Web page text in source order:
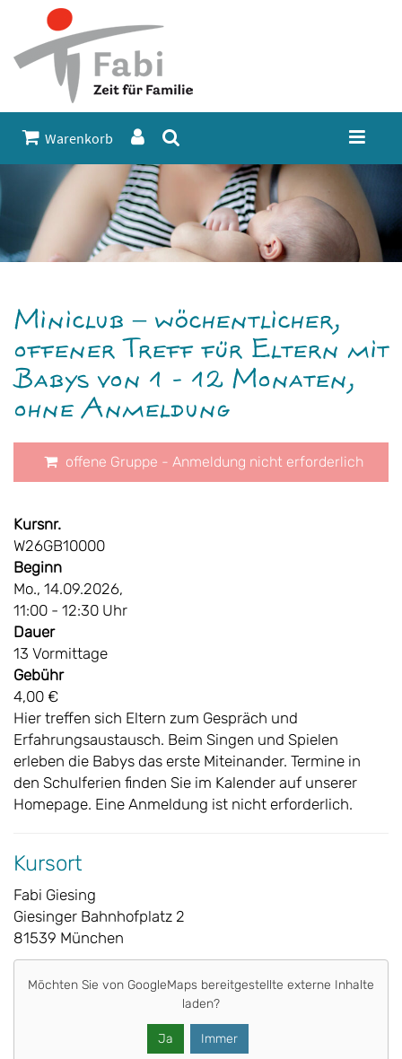
Warenkorb
Miniclub – wöchentlicher,
offener Treff für Eltern mit
Babys von 1 - 12 Monaten,
ohne Anmeldung
offene Gruppe - Anmeldung nicht erforderlich
Kursnr.
W26GB10000
Beginn
Mo., 14.09.2026,
11:00 - 12:30 Uhr
Dauer
13 Vormittage
Gebühr
4,00 €
Hier treffen sich Eltern zum Gespräch und
Erfahrungsaustausch. Beim Singen und Spielen
erleben die Babys das erste Miteinander. Termine in
den Schulferien finden Sie im Kalender auf unserer
Homepage. Eine Anmeldung ist nicht erforderlich.
Kursort
Fabi Giesing
Giesinger Bahnhofplatz 2
81539 München
Möchten Sie von GoogleMaps bereitgestellte externe Inhalte
laden?
Ja Immer